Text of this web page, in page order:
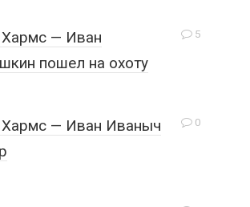
5
— Иван
пошел на охоту
0
— Иван Иваныч